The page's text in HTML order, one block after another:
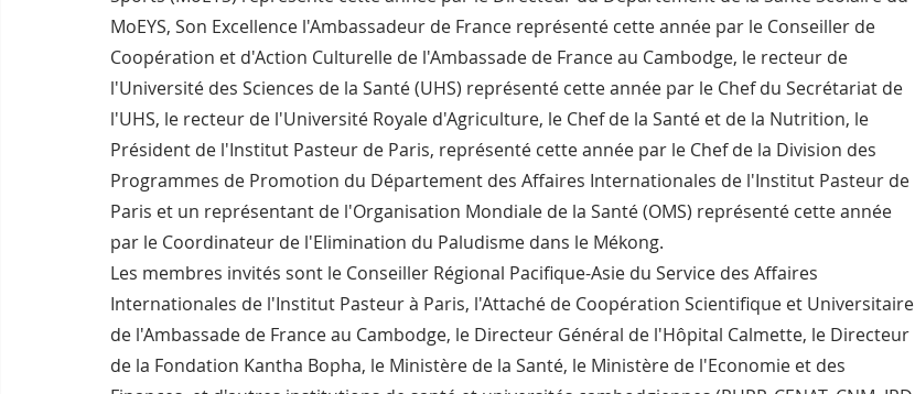
MoEYS, Son Excellence l'Ambassadeur de France représenté cette année par le Conseiller de
Coopération et d'Action Culturelle de l'Ambassade de France au Cambodge, le recteur de
l'Université des Sciences de la Santé (UHS) représenté cette année par le Chef du Secrétariat de
l'UHS, le recteur de l'Université Royale d'Agriculture, le Chef de la Santé et de la Nutrition, le
Président de l'Institut Pasteur de Paris, représenté cette année par le Chef de la Division des
Programmes de Promotion du Département des Affaires Internationales de l'Institut Pasteur de
Paris et un représentant de l'Organisation Mondiale de la Santé (OMS) représenté cette année
par le Coordinateur de l'Elimination du Paludisme dans le Mékong.
Les membres invités sont le Conseiller Régional Pacifique-Asie du Service des Affaires
Internationales de l'Institut Pasteur à Paris, l'Attaché de Coopération Scientifique et Universitaire
de l'Ambassade de France au Cambodge, le Directeur Général de l'Hôpital Calmette, le Directeur
de la Fondation Kantha Bopha, le Ministère de la Santé, le Ministère de l'Economie et des